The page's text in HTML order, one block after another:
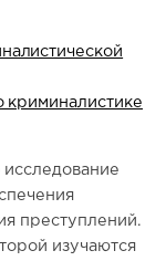
криминалистике
преступлений.
изучаются